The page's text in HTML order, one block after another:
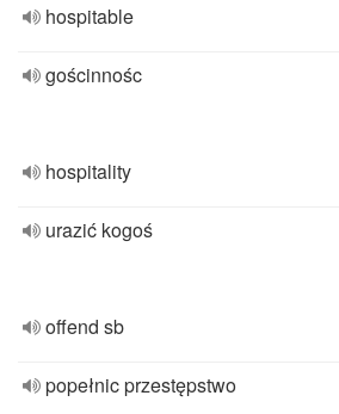
hospitable
gościnnośc
hospitality
urazić kogoś
offend sb
popełnic przestępstwo